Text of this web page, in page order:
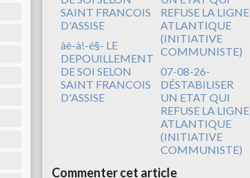
àè-à!-é§- LE
DEPOUILLEMENT
DE SOI SELON
SAINT FRANCOIS
D'ASSISE
07-08-26-
DÉSTABILISER
UN ETAT QUI
REFUSE LA LIGNE
ATLANTIQUE
(INITIATIVE
COMMUNISTE)
Commenter cet article